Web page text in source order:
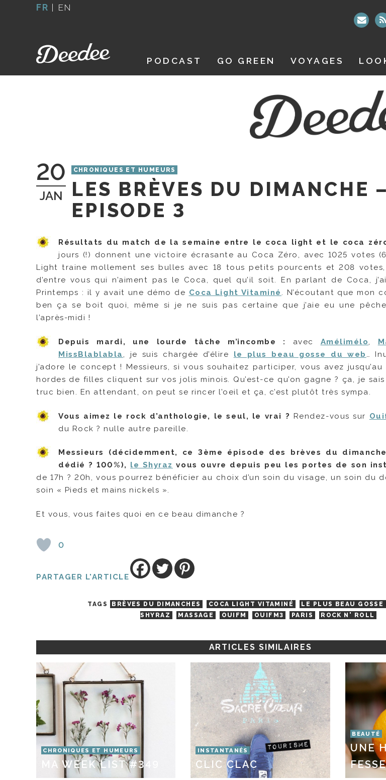
FR | EN
PODCAST GO GREEN VOYAGES
20
JAN
CHRONIQUES ET HUMEURS
LES BRÈVES DU DIMANCHE –
EPISODE 3
Résultats du match de la semaine entre le coca light et le coca
jours (!) donnent une victoire écrasante au Coca Zéro, avec 1025 votes
Light traine mollement ses bulles avec 18 tous petits pourcents et 208
d’entre vous qui n’aiment pas le Coca, quel qu’il soit. En parlant de Coca,
Printemps : il y avait une démo de Coca Light Vitaminé . N’écoutant que mon
ben ça se boit quoi, même si je ne suis pas certaine que j’aie eu une
l’après-midi !
Depuis mardi, une lourde tâche m’incombe : avec Amélimélo,
MissBlablabla , je suis chargée d’élire le plus beau gosse du web …
j’adore le concept ! Messieurs, si vous souhaitez participer, vous avez
hordes de filles cliquent sur vos jolis minois. Qu’est-ce qu’on gagne ? ça, je
truc bien. En attendant, on peut se rincer l’oeil et ça, c’est plutôt très sympa.
Vous aimez le rock d’anthologie, le seul, le vrai ? Rendez-vous sur
du Rock ? nulle autre pareille.
Messieurs (décidemment, ce 3ème épisode des brèves du
dédié ? 100%), le Shyraz vous ouvre depuis peu les portes de son
de 17h ? 20h, vous pourrez bénéficier au choix d’un soin du visage, un soin du
soin « Pieds et mains nickels ».
Et vous, vous faites quoi en ce beau dimanche ?
0
PARTAGER L'ARTICLE
TAGS BRÈVES DU DIMANCHES COCA LIGHT VITAMINÉ LE PLUS BEAU GOSSE
SHYRAZ
MASSAGE OUIFM OUIFM3 PARIS ROCK N' ROLL
ARTICLES SIMILAIRES
CHRONIQUES ET HUMEURS
MA WEEK LIST #349
INSTANTANÉS
CLIC CLAC
BEAUTÉ
UNE